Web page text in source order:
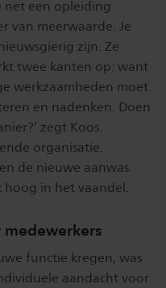
net een opleiding
van meerwaarde. Je
zijn. Ze
twee kanten op: want
werkzaamheden moet
en nadenken. Doen
zegt Koos.
organisatie.
de nieuwe aanwas.
in het vaandel.
functie kregen, was
aandacht voor